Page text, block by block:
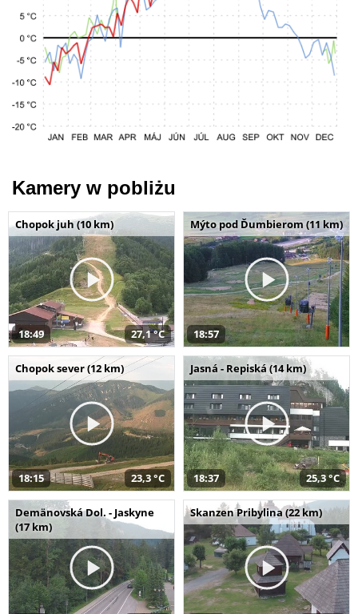
Kamery w pobliżu
Chopok juh (10 km)
18:49 27,1 °C
Mýto pod Ďumbierom (11 km)
18:57
Chopok sever (12 km)
18:15 23,3 °C
Jasná - Repiská (14 km)
18:37 25,3 °C
Demänovská Dol. - Jaskyne
(17 km)
Skanzen Pribylina (22 km)